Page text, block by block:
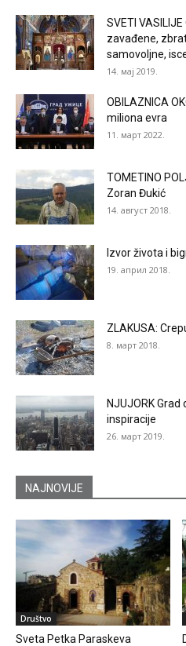
SVETI
zavađene,
samovoljne,
14. мај 2019.
OBILAZNICA
miliona evra
11. март 2022.
TOMETINO
Zoran Đukić
14. август 2018.
Izvor života i
19. април 2018.
ZLAKUSA:
8. март 2018.
NJUJORK
inspiracije
26. март 2019.
NAJNOVIJE
Društvo
Sveta Petka Paraskeva